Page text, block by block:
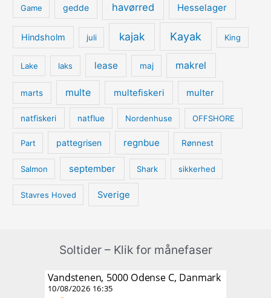
Game gedde havørred Hesselager
Hindsholm juli kajak Kayak King
Lake laks lease maj makrel
marts multe multefiskeri multer
natfiskeri natflue Nordenhuse OFFSHORE
Part pattegrisen regnbue Rønnest
Salmon september Shark sikkerhed
Stavres Hoved Sverige
Soltider – Klik for månefaser